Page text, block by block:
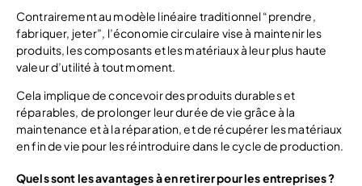
Contrairement au modèle linéaire traditionnel “prendre,
fabriquer, jeter”, l’économie circulaire vise à maintenir les
produits, les composants et les matériaux à leur plus haute
valeur d’utilité à tout moment.
Cela implique de concevoir des produits durables et
réparables, de prolonger leur durée de vie grâce à la
maintenance et à la réparation, et de récupérer les matériaux
en fin de vie pour les réintroduire dans le cycle de production.
Quels sont les avantages à en retirer pour les entreprises ?